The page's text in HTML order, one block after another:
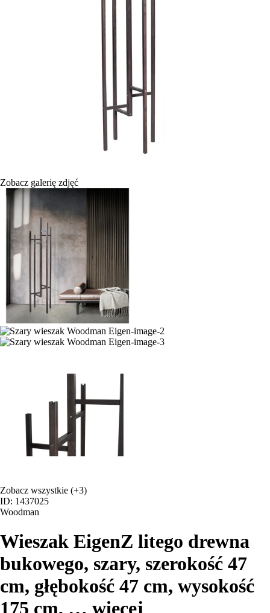
Zobacz galerię zdjęć
Zobacz wszystkie (+3)
ID: 1437025
Woodman
Wieszak EigenZ litego drewna
bukowego, szary, szerokość 47
cm, głębokość 47 cm, wysokość
175 cm, … więcej